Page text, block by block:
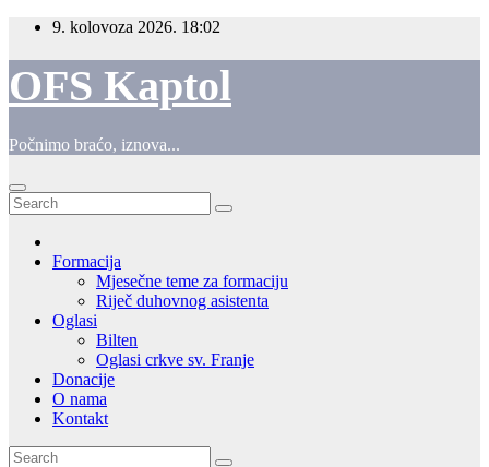
Skip
content
9. kolovoza 2026. 18:02
OFS Kaptol
Počnimo braćo, iznova...
Formacija
Mjesečne teme za formaciju
Riječ duhovnog asistenta
Oglasi
Bilten
Oglasi crkve sv. Franje
Donacije
O nama
Kontakt